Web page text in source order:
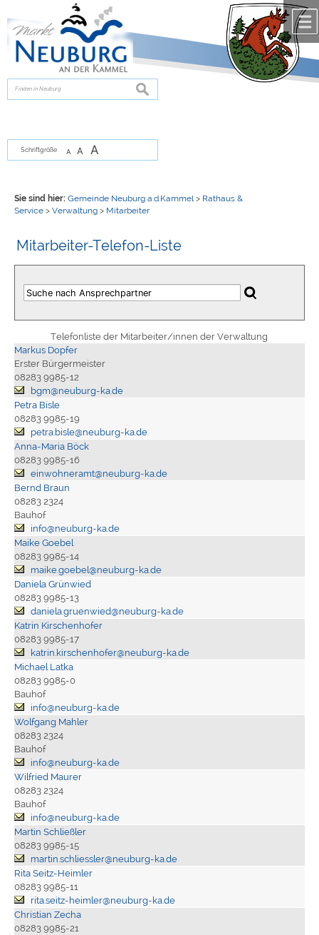
zur Navigationoder
springen.
suchen
Schriftgröße A A A
Sie sind hier: Gemeinde Neuburg a.d.Kammel > Rathaus &
Service> Verwaltung> Mitarbeiter
Mitarbeiter-Telefon-Liste
Telefonliste der Mitarbeiter/innen der Verwaltung
Markus Dopfer
Erster Bürgermeister
08283 9985-12
bgm@neuburg-ka.de
Petra Bisle
08283 9985-19
petra.bisle@neuburg-ka.de
Anna-Maria Böck
08283 9985-16
einwohneramt@neuburg-ka.de
Bernd Braun
08283 2324
Bauhof
info@neuburg-ka.de
Maike Goebel
08283 9985-14
maike.goebel@neuburg-ka.de
Daniela Grünwied
08283 9985-13
daniela.gruenwied@neuburg-ka.de
Katrin Kirschenhofer
08283 9985-17
katrin.kirschenhofer@neuburg-ka.de
Michael Latka
08283 9985-0
Bauhof
info@neuburg-ka.de
Wolfgang Mahler
08283 2324
Bauhof
info@neuburg-ka.de
Wilfried Maurer
08283 2324
Bauhof
info@neuburg-ka.de
Martin Schließler
08283 9985-15
martin.schliessler@neuburg-ka.de
Rita Seitz-Heimler
08283 9985-11
rita.seitz-heimler@neuburg-ka.de
Christian Zecha
08283 9985-21